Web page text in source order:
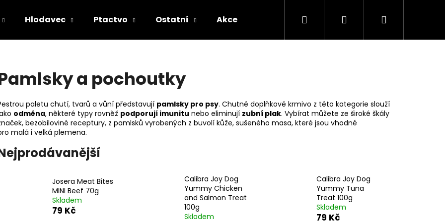
Hlodavec Ptactvo Ostatní Akce Kontakty
Hledat PřihlášeníNákupní
a pochoutky
paletu chutí, tvarů a vůní představují pamlsky pro psy. Chutné doplňkové krmivo z této kategorie slouží
odměna, některé typy rovněž podporují imunitu nebo eliminují zubní plak. Vybírat můžete ze široké škály
bezobiloviné receptury, z pamlsků vyrobených z buvolí kůže, sušeného masa, které jsou vhodné
malá i velká plemena.
Josera Meat Bites
MINI Beef 70g
Skladem
79 Kč
Calibra Joy Dog
Yummy Chicken
and Salmon Treat
100g
Skladem
Calibra Joy Dog
Yummy Tuna
Treat 100g
Skladem
79 Kč
Doporučujeme
Následující